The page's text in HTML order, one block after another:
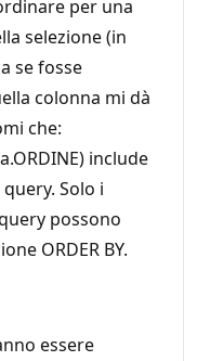
per una
selezione (in
se fosse
colonna mi dà
che:
include
Solo i
possono
ORDER BY.
essere